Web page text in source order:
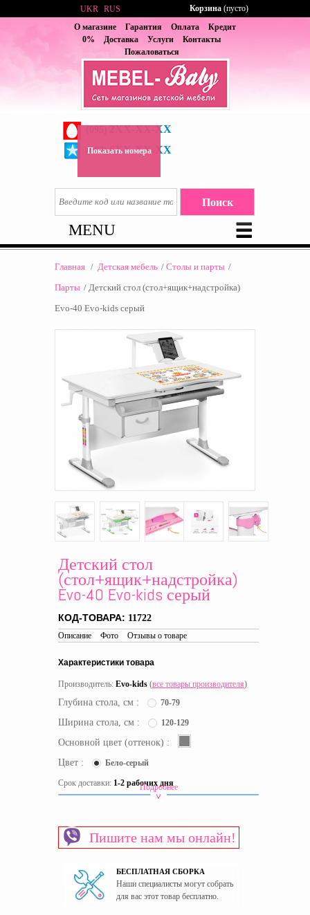
О магазине Гарантия Оплата
Кредит
0%
Доставка Услуги
Контакты
Пожаловаться
2XX-XX-XX
(067) 6XX-XX-XX
Показать номера
UKR RUS Корзина (пусто)
MENU
Главная / Детская мебель / Столы и парты /
Парты / Детский стол (стол+ящик+надстройка)
Evo-40 Evo-kids серый
Детский стол
(стол+ящик+надстройка)
Evo-40 Evo-kids серый
КОД-ТОВАРА: 11722
Описание Фото Отзывы о товаре
Характеристики товара
Производитель: Evo-kids (все товары производителя)
Глубина стола, см : 70-79
Ширина стола, см : 120-129
Основной цвет (оттенок) :
Цвет :
Бело-серый
Срок доставки: 1-2 рабочих дня
Материал столешницы МДФ
Страна производитель Китай
Подробнее
Пишите нам мы онлайн!
БЕСПЛАТНАЯ СБОРКА
Наши специалисты могут собрать
для вас этот товар бесплатно.